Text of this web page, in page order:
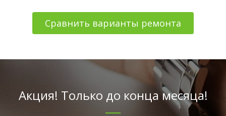
Сравнить варианты ремонта
Акция! Только до конца месяца!